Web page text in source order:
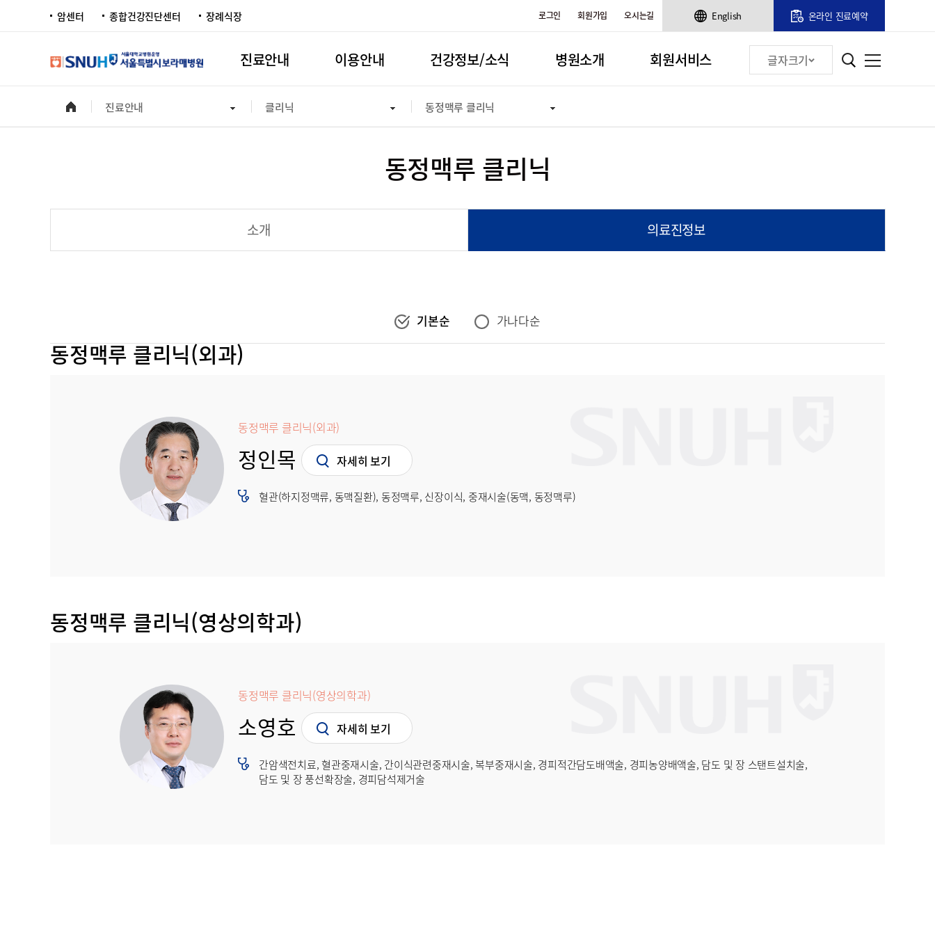
암센터 종합건강진단센터 장례식장 로그인 회원가입 오시는길 English 온라인 진료예약
진료안내 이용안내 건강정보/소식 병원소개 회원서비스 글자크기
진료안내 클리닉 동정맥루 클리닉
동정맥루 클리닉
소개 의료진정보
기본순 가나다순
동정맥루 클리닉(외과)
동정맥루 클리닉(외과)
정인목 자세히 보기
혈관(하지정맥류, 동맥질환), 동정맥루, 신장이식, 중재시술(동맥, 동정맥루)
동정맥루 클리닉(영상의학과)
동정맥루 클리닉(영상의학과)
소영호 자세히 보기
간암색전치료, 혈관중재시술, 간이식관련중재시술, 복부중재시술, 경피적간담도배액술, 경피농양배액술, 담도 및 장 스탠트설치술,
담도 및 장 풍선확장술, 경피담석제거술